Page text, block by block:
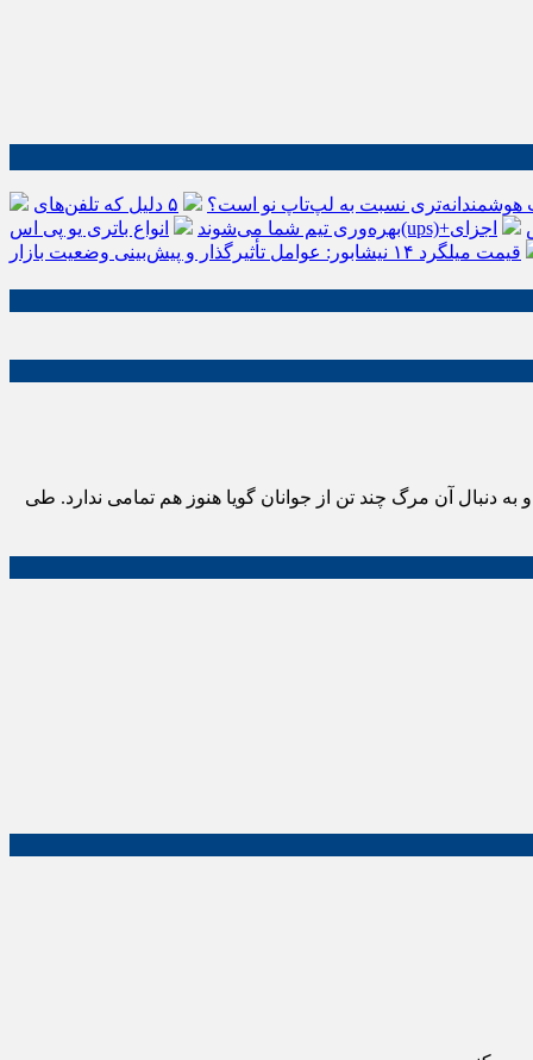
هوشمندانه‌تری نسبت به لپ‌تاپ نو است؟
۵ دلیل که تلفن‌های IP سیسکو باعث افزایش
بهره‌وری تیم شما می‌شوند
اجزای
قیمت میلگرد ۱۴ نیشابور: عوامل تأثیرگذار و پیش‌بینی وضعیت بازار
مرگ دختر جوانی با نام مهسا امینی و به دنبال آن مرگ چند تن از جوانان گویا هنوز هم تمامی ندارد. طی